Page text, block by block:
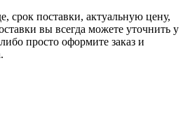
срок поставки, актуальную цену,
вы всегда можете уточнить у
просто оформите заказ и